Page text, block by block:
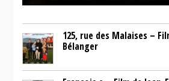
125, rue des Malaises –
Bélanger